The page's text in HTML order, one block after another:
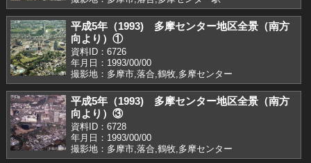
平成5年（1993) 多摩センター地区全景（南方
向より）①
資料ID：6726
年月日：1993/00/00
撮影地：多摩市,落合,鶴牧,多摩センター
平成5年（1993) 多摩センター地区全景（南方
向より）③
資料ID：6728
年月日：1993/00/00
撮影地：多摩市,落合,鶴牧,多摩センター